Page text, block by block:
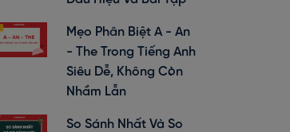
Mẹo Phân Biệt A - An
- The Trong Tiếng Anh
Siêu Dễ, Không Còn
Nhầm Lẫn
So Sánh Nhất Và So